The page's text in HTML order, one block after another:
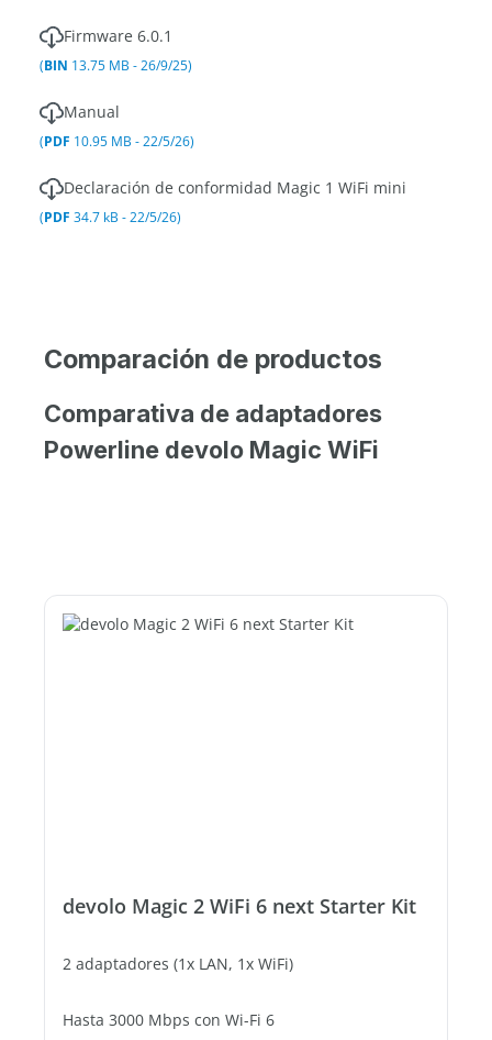
Firmware 6.0.1
(BIN 13.75 MB - 26/9/25)
Manual
(PDF 10.95 MB - 22/5/26)
Declaración de conformidad Magic 1 WiFi mini
(PDF 34.7 kB - 22/5/26)
Comparación de productos
Comparativa de adaptadores
Powerline devolo Magic WiFi
devolo Magic 2 WiFi 6 next Starter Kit
2 adaptadores (1x LAN, 1x WiFi)
Hasta 3000 Mbps con Wi-Fi 6